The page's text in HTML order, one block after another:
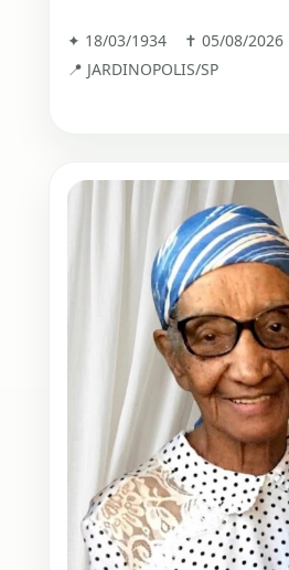
✦ 18/03/1934 ✝ 05/08/2026
📍 JARDINOPOLIS/SP